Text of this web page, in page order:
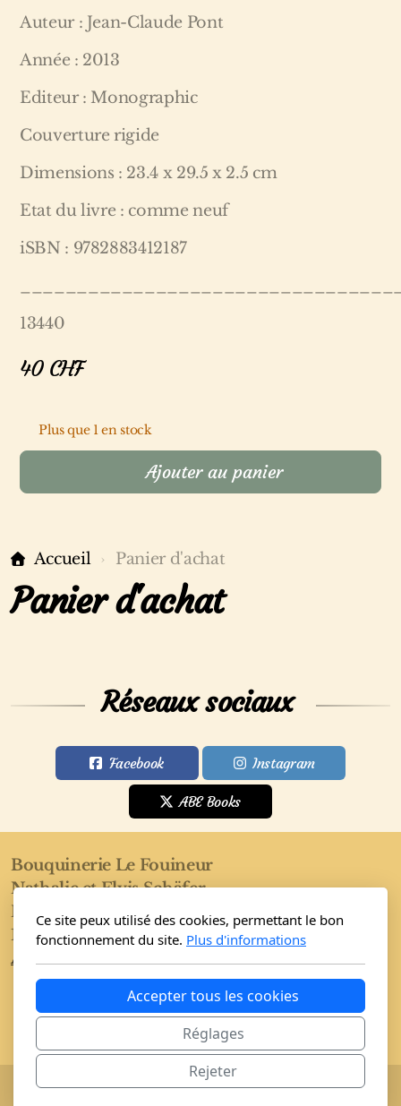
Auteur : Jean-Claude Pont
Année : 2013
Editeur : Monographic
Couverture rigide
Dimensions : 23.4 x 29.5 x 2.5 cm
Etat du livre : comme neuf
iSBN : 9782883412187
13440
40CHF
Plus que 1 en stock
Ajouter au panier
Accueil Panier d'achat
Panier d'achat
Réseaux sociaux
Facebook Instagram
ABE Books
Bouquinerie Le Fouineur
Nathalie et Elvis Schäfer
Rue de l'Eglise 40
1955 Saint-Pierre-de-Clages
Accueil
Copyright, tous droits réservés
Ce site peux utilisé des cookies, permettant le bon
fonctionnement du site. Plus d'informations
Accepter tous les cookies
Réglages
Rejeter